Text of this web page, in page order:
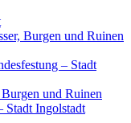
Burgen und Ruinen
– Stadt
und Ruinen
Stadt Ingolstadt